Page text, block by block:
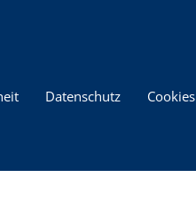
Datenschutz Cookies